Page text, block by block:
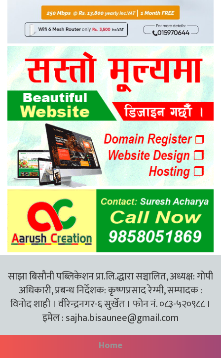
साझा बिसौनी पब्लिकेशन प्रा.लि.द्धारा सञ्चालित, अध्यक्ष: गोपी
अधिकारी, प्रबन्ध निर्देशक: कृष्णप्रसाद रेग्मी, सम्पादक :
विनोद शाही । वीरेन्द्रनगर-६ सुर्खेत । फोन नं. ०८३-५२०९८८ ।
इमेल :sajha.bisaunee@gmail.com
Home